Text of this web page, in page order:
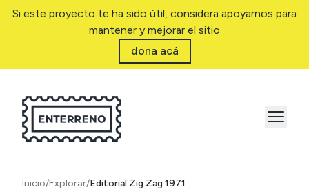
Si este proyecto te ha sido útil, considera apoyarnos para
mantener y mejorar el sitio
dona acá
Inicio/Explorar/Editorial Zig Zag 1971